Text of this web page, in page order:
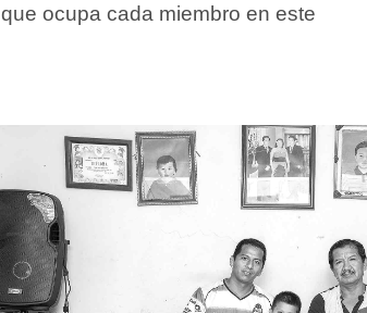
que ocupa cada miembro en este